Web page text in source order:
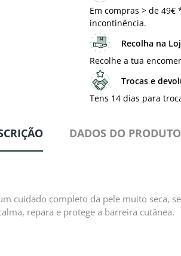
Em compras > de
incontinência.
Recolha na
Recolhe a tua
Trocas e
Tens 14 dias para
DADOS DO PRODUTO
cuidado completo da pele muito seca,
repara e protege a barreira cutânea.